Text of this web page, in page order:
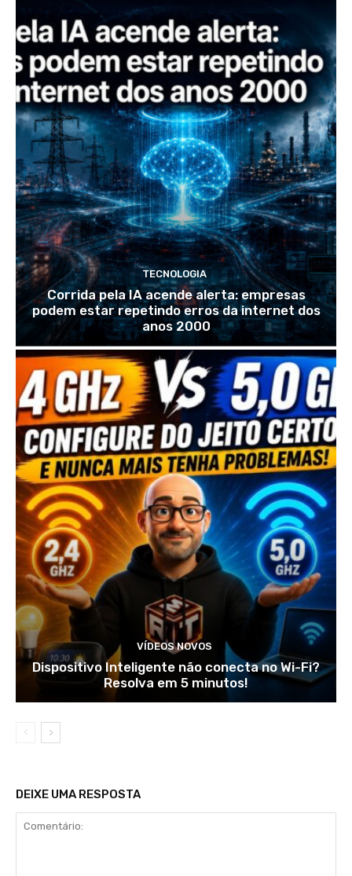
TECNOLOGIA
Corrida pela IA acende alerta: empresas
podem estar repetindo erros da internet dos
anos 2000
VÍDEOS NOVOS
Dispositivo Inteligente não conecta no Wi-Fi?
Resolva em 5 minutos!
DEIXE UMA RESPOSTA